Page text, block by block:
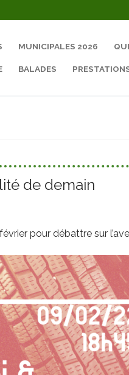
MUNICIPALES 2026
BALADES
de demain
pour débattre sur